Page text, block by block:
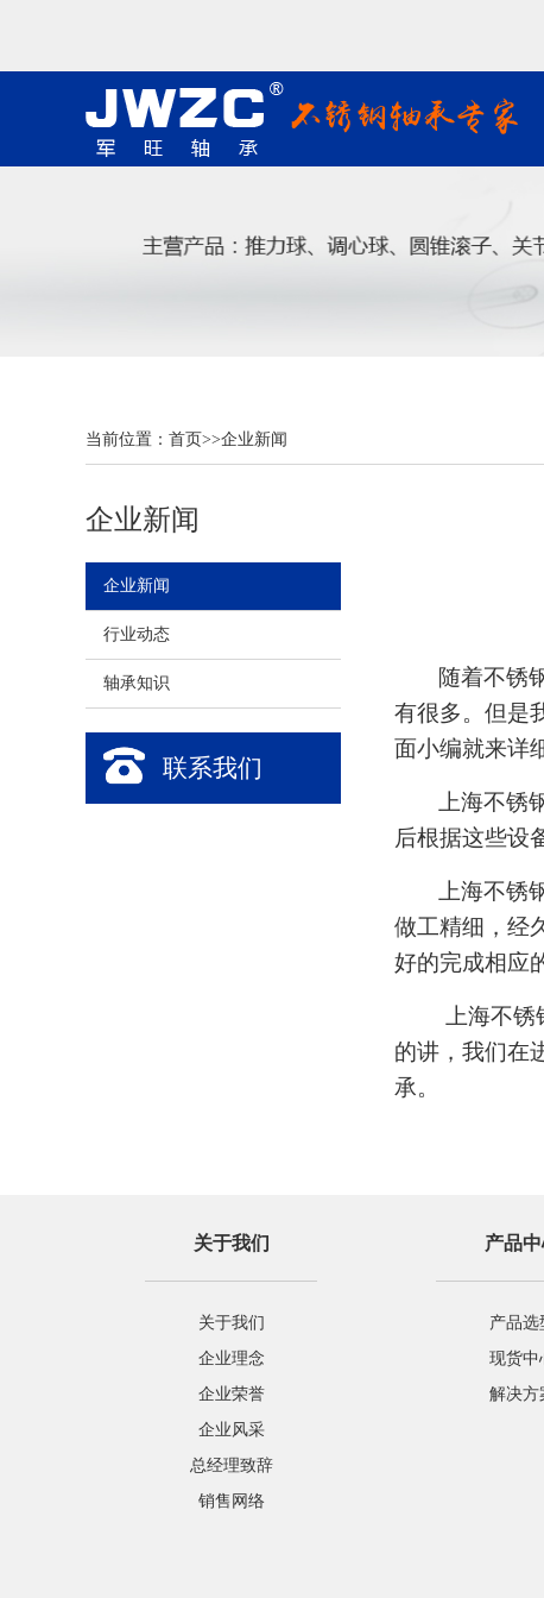
当前位置： 首页>>企业新闻
企业新闻
企业新闻
行业动态
轴承知识
联系我们
随着不锈
有很多。但是
面小编就来详
上海不锈
后根据这些设
上海不锈
做工精细，经
好的完成相应
上海不锈
的讲，我们在
承。
关于我们
关于我们
企业理念
企业荣誉
企业风采
总经理致辞
销售网络
产品
产品选
现货中
解决方